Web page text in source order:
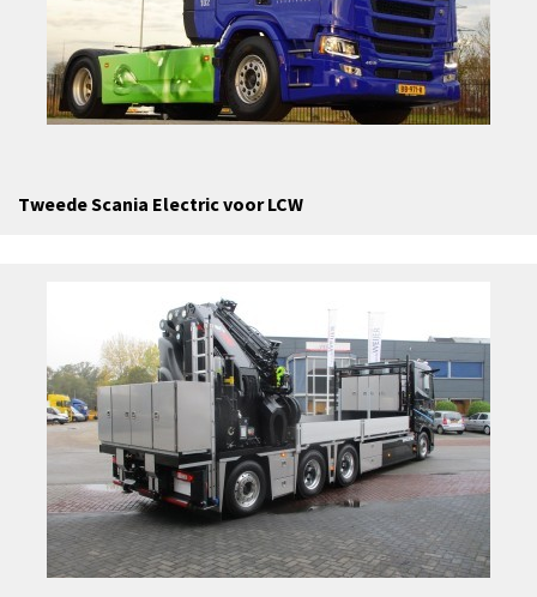
Tweede Scania Electric voor LCW